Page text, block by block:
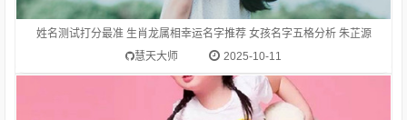
姓名测试打分最准 生肖龙属相幸运名字推荐 女孩名字五格分析 朱芷源
慧天大师
2025-10-11
白、赤、月、鱼、酉、人、氵、钅、亻姓氏郑的笔画数是 19字
解:郑（鄭）zhèng中国周代诸侯国名，在今河南省新郑县一带：
郑人买履（讽喻那些只相信教条，不顾客观实际的人）